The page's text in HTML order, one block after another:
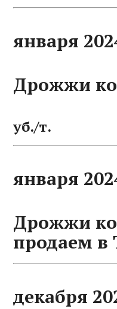
января
Дрожжи
уб./т.
января
Дрожжи
продаем в
декабря